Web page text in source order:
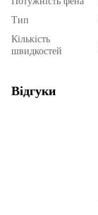
Тип
Кількість
швидкостей
Відгуки